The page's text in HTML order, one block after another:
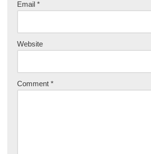
Email *
Website
Comment *